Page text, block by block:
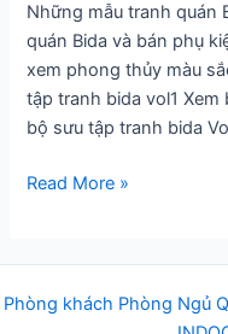
Những mẫu tranh quán
quán Bida và bán phụ
xem phong thủy màu
tập tranh bida vol1
bộ sưu tập tranh bida
Tranh
quán
Bida
Read More »
Phòng khách Phòng Ngủ Q